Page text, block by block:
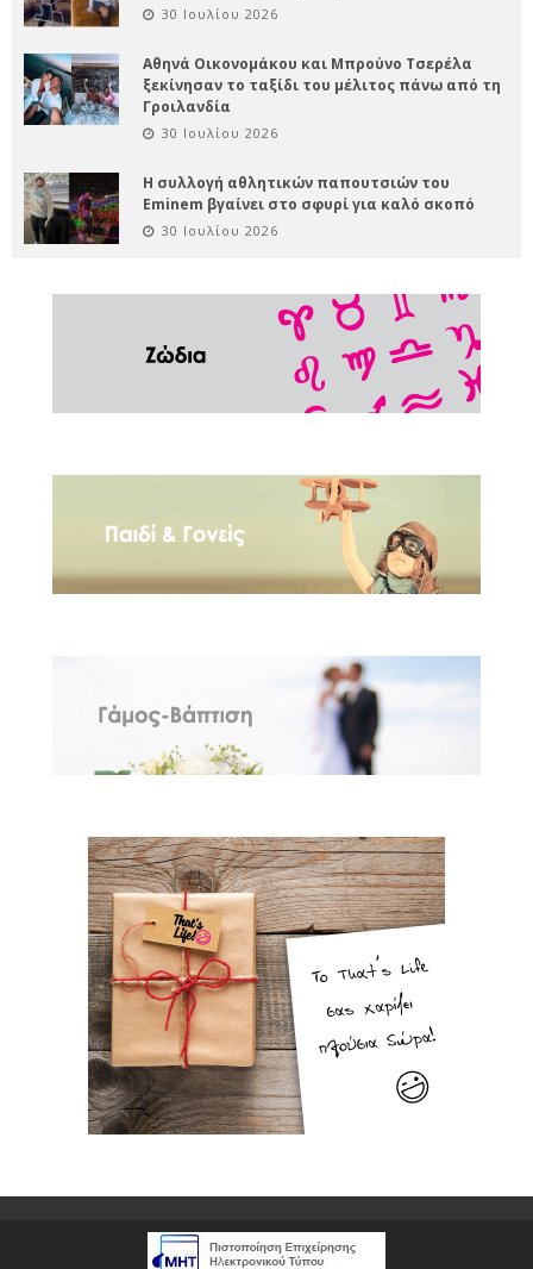
30 Ιουλίου 2026
Αθηνά Οικονομάκου και Μπρούνο Τσερέλα
ξεκίνησαν το ταξίδι του μέλιτος πάνω από τη
Γροιλανδία
30 Ιουλίου 2026
Η συλλογή αθλητικών παπουτσιών του
Eminem βγαίνει στο σφυρί για καλό σκοπό
30 Ιουλίου 2026